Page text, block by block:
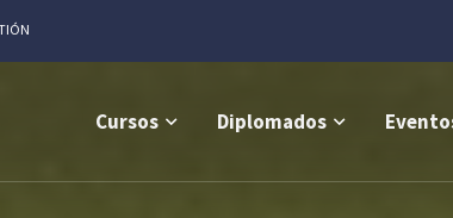
Cursos Diplomados